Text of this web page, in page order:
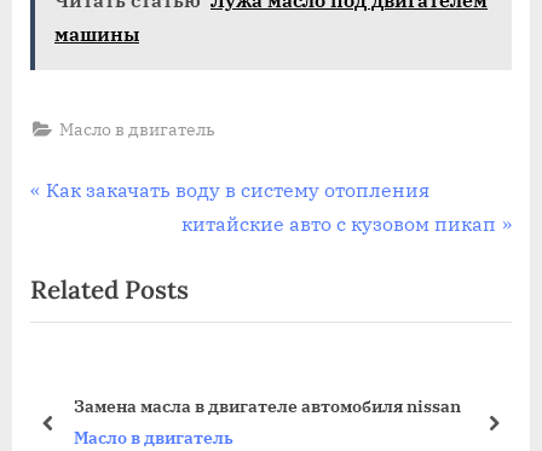
машины
Масло в двигатель
Навигация
записям
P
v
i
s
Как закачать воду в систему отопления
N
x
t
китайские авто с кузовом пикап
Related Posts
Замена масла в двигателе автомобиля nissan
Масло в двигатель
prev next